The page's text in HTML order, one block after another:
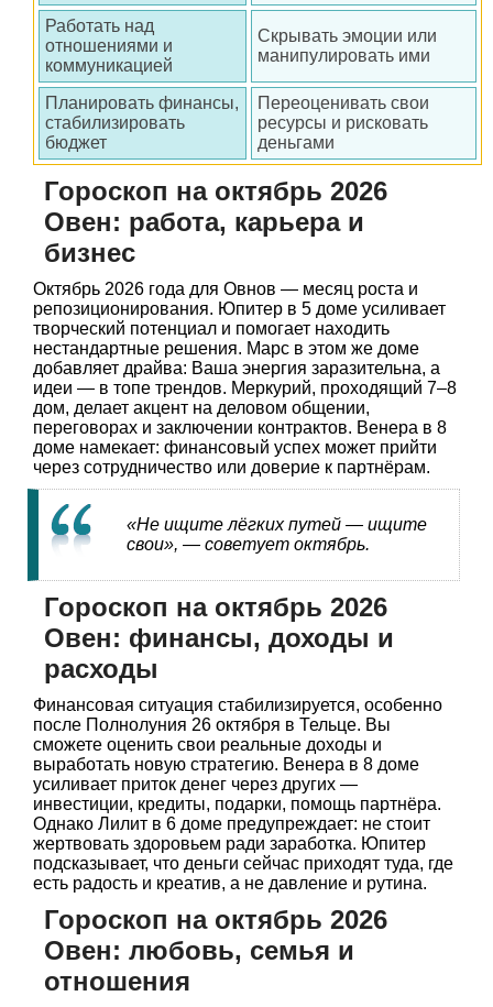
Работать над
отношениями и
коммуникацией
Скрывать эмоции или
манипулировать ими
Планировать финансы,
стабилизировать
бюджет
Переоценивать свои
ресурсы и рисковать
деньгами
Гороскоп на октябрь 2026
Овен: работа, карьера и
бизнес
Октябрь 2026 года для Овнов — месяц роста и
репозиционирования. Юпитер в 5 доме усиливает
творческий потенциал и помогает находить
нестандартные решения. Марс в этом же доме
добавляет драйва: Ваша энергия заразительна, а
идеи — в топе трендов. Меркурий, проходящий 7–8
дом, делает акцент на деловом общении,
переговорах и заключении контрактов. Венера в 8
доме намекает: финансовый успех может прийти
через сотрудничество или доверие к партнёрам.
«Не ищите лёгких путей — ищите
свои», — советует октябрь.
Гороскоп на октябрь 2026
Овен: финансы, доходы и
расходы
Финансовая ситуация стабилизируется, особенно
после Полнолуния 26 октября в Тельце. Вы
сможете оценить свои реальные доходы и
выработать новую стратегию. Венера в 8 доме
усиливает приток денег через других —
инвестиции, кредиты, подарки, помощь партнёра.
Однако Лилит в 6 доме предупреждает: не стоит
жертвовать здоровьем ради заработка. Юпитер
подсказывает, что деньги сейчас приходят туда, где
есть радость и креатив, а не давление и рутина.
Гороскоп на октябрь 2026
Овен: любовь, семья и
отношения